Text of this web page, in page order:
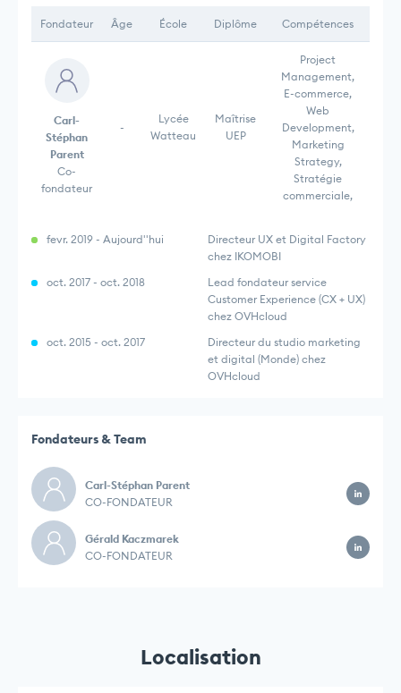
Fondateur Âge École Diplôme Compétences
Carl-
Stéphan
Parent
Co-
fondateur
-
Lycée
Watteau
Maîtrise
UEP
Project
Management,
E-commerce,
Web
Development,
Marketing
Strategy,
Stratégie
commerciale,
fevr. 2019 - Aujourd''hui
Directeur UX et Digital Factory
chez IKOMOBI
oct. 2017 - oct. 2018
Lead fondateur service
Customer Experience (CX + UX)
chez OVHcloud
oct. 2015 - oct. 2017
Directeur du studio marketing
et digital (Monde) chez
OVHcloud
Fondateurs & Team
Carl-Stéphan Parent
CO-FONDATEUR
Gérald Kaczmarek
CO-FONDATEUR
Localisation